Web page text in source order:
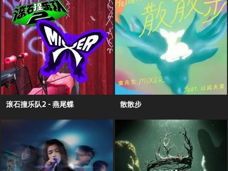
滚石撞乐队2 - 燕尾蝶 散散步